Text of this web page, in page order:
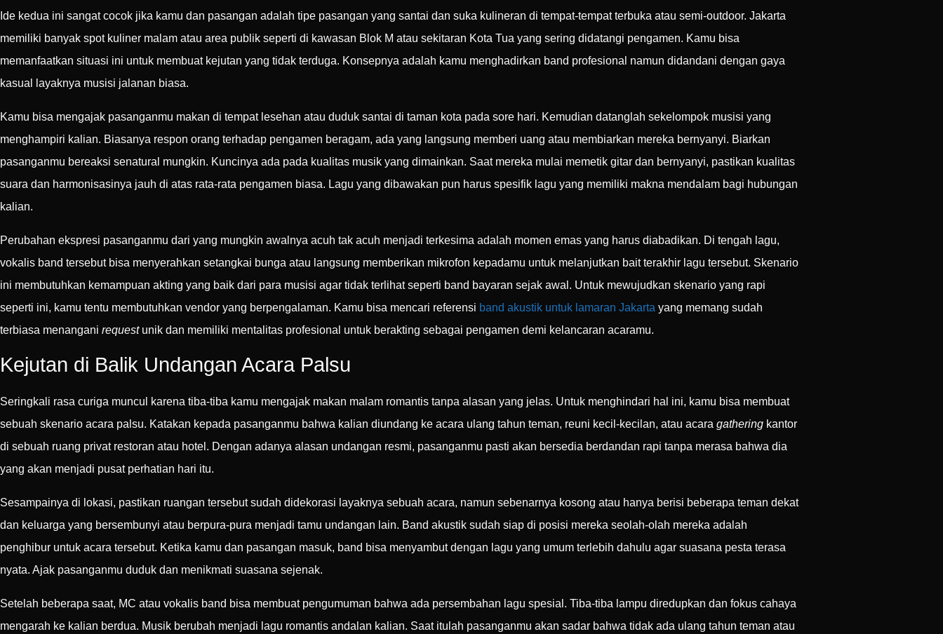
Ide kedua ini sangat cocok jika kamu dan pasangan adalah tipe pasangan yang santai dan suka kulineran di tempat-tempat terbuka atau semi-outdoor. Jakarta
memiliki banyak spot kuliner malam atau area publik seperti di kawasan Blok M atau sekitaran Kota Tua yang sering didatangi pengamen. Kamu bisa
memanfaatkan situasi ini untuk membuat kejutan yang tidak terduga. Konsepnya adalah kamu menghadirkan band profesional namun didandani dengan gaya
kasual layaknya musisi jalanan biasa.
Kamu bisa mengajak pasanganmu makan di tempat lesehan atau duduk santai di taman kota pada sore hari. Kemudian datanglah sekelompok musisi yang
menghampiri kalian. Biasanya respon orang terhadap pengamen beragam, ada yang langsung memberi uang atau membiarkan mereka bernyanyi. Biarkan
pasanganmu bereaksi senatural mungkin. Kuncinya ada pada kualitas musik yang dimainkan. Saat mereka mulai memetik gitar dan bernyanyi, pastikan kualitas
suara dan harmonisasinya jauh di atas rata-rata pengamen biasa. Lagu yang dibawakan pun harus spesifik lagu yang memiliki makna mendalam bagi hubungan
kalian.
Perubahan ekspresi pasanganmu dari yang mungkin awalnya acuh tak acuh menjadi terkesima adalah momen emas yang harus diabadikan. Di tengah lagu,
vokalis band tersebut bisa menyerahkan setangkai bunga atau langsung memberikan mikrofon kepadamu untuk melanjutkan bait terakhir lagu tersebut. Skenario
ini membutuhkan kemampuan akting yang baik dari para musisi agar tidak terlihat seperti band bayaran sejak awal. Untuk mewujudkan skenario yang rapi
seperti ini, kamu tentu membutuhkan vendor yang berpengalaman. Kamu bisa mencari referensi band akustik untuk lamaran Jakarta yang memang sudah
terbiasa menangani requestunik dan memiliki mentalitas profesional untuk berakting sebagai pengamen demi kelancaran acaramu.
Kejutan di Balik Undangan Acara Palsu
Seringkali rasa curiga muncul karena tiba-tiba kamu mengajak makan malam romantis tanpa alasan yang jelas. Untuk menghindari hal ini, kamu bisa membuat
sebuah skenario acara palsu. Katakan kepada pasanganmu bahwa kalian diundang ke acara ulang tahun teman, reuni kecil-kecilan, atau acara gathering kantor
di sebuah ruang privat restoran atau hotel. Dengan adanya alasan undangan resmi, pasanganmu pasti akan bersedia berdandan rapi tanpa merasa bahwa dia
yang akan menjadi pusat perhatian hari itu.
Sesampainya di lokasi, pastikan ruangan tersebut sudah didekorasi layaknya sebuah acara, namun sebenarnya kosong atau hanya berisi beberapa teman dekat
dan keluarga yang bersembunyi atau berpura-pura menjadi tamu undangan lain. Band akustik sudah siap di posisi mereka seolah-olah mereka adalah
penghibur untuk acara tersebut. Ketika kamu dan pasangan masuk, band bisa menyambut dengan lagu yang umum terlebih dahulu agar suasana pesta terasa
nyata. Ajak pasanganmu duduk dan menikmati suasana sejenak.
Setelah beberapa saat, MC atau vokalis band bisa membuat pengumuman bahwa ada persembahan lagu spesial. Tiba-tiba lampu diredupkan dan fokus cahaya
mengarah ke kalian berdua. Musik berubah menjadi lagu romantis andalan kalian. Saat itulah pasanganmu akan sadar bahwa tidak ada ulang tahun teman atau